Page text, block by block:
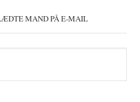
MAND PÅ E-MAIL